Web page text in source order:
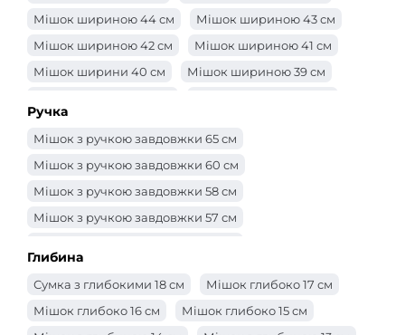
Мішок шириною 44 см
Мішок шириною 43 см
Мішок шириною 42 см
Мішок шириною 41 см
Мішок ширини 40 см
Мішок шириною 39 см
Мішок шириною 34 см
Мішок шириною 32 см
Мішок шириною 30 см
Мішок шириною 28 см
Мішок шириною 26 см
Сумка -ширина 24 см
Сумка -ширина 23 см
Сумка -ширина 22 см
Сумка -ширина 21 см
Ручка
Мішок з ручкою завдовжки 65 см
Мішок з ручкою завдовжки 60 см
Мішок з ручкою завдовжки 58 см
Мішок з ручкою завдовжки 57 см
Мішок з ручкою завдовжки 52 см
Глибина
Сумка з глибокими 18 см
Мішок глибоко 17 см
Мішок глибоко 16 см
Мішок глибоко 15 см